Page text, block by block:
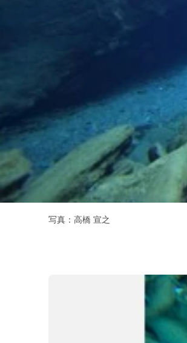
写真：高橋 宣之